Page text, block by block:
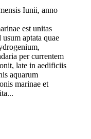
Iunii, anno
est unitas
aptata quae
per currentem
late in aedificiis
aquarum
marinae et